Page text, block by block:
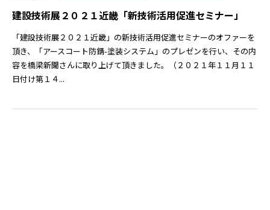
建設技術展２０２１近畿「新技術活用促進セミナー」
「建設技術展２０２１近畿」の新技術活用促進セミナーのオファーを
頂き、「アースコート防錆-塗装システム」のプレゼンを行い、その内
容を橋梁新聞さんに取り上げて頂きました。（２０２１年１１月１１
日付け第１４...